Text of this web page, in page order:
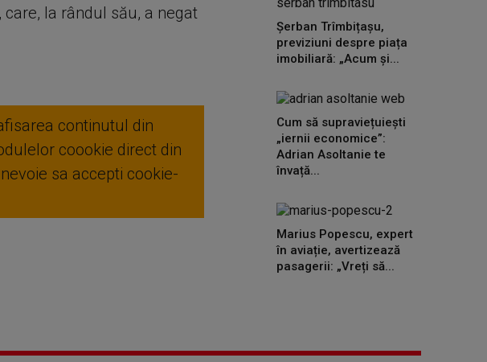
la rândul său, a negat
continutul din
coookie direct din
sa accepti cookie-
Șerban Trîmbițașu,
previziuni despre piața
imobiliară: „Acum și...
Cum să supraviețuiești
„iernii economice”:
Adrian Asoltanie te
învață...
Marius Popescu, expert
în aviație, avertizează
pasagerii: „Vreți să...